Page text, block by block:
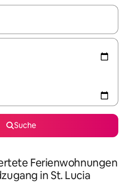
sind, navigiere mit den
Suche
Ferienwohnungen
in St. Lucia